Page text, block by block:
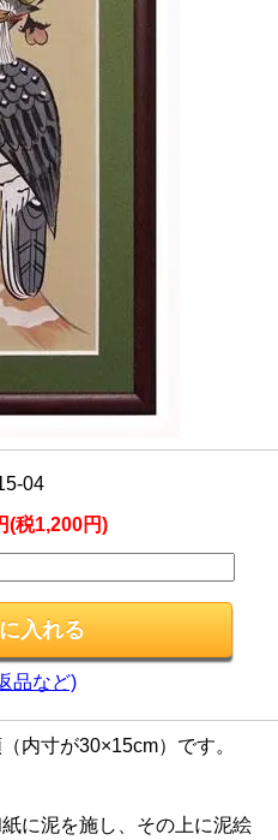
04
(税1,200円)
品など)
内寸が30×15cm）です。
に泥を施し、その上に泥絵